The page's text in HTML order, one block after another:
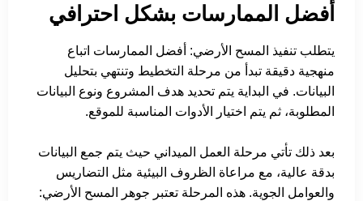
أفضل الممارسات بشكل احترافي
يتطلب تنفيذ المسح الأرضي: أفضل الممارسات اتباع
منهجية دقيقة تبدأ من مرحلة التخطيط وتنتهي بتحليل
البيانات. في البداية يتم تحديد هدف المشروع ونوع البيانات
المطلوبة، ثم يتم اختيار الأدوات المناسبة للموقع.
بعد ذلك تأتي مرحلة العمل الميداني حيث يتم جمع البيانات
بدقة عالية، مع مراعاة الظروف البيئية مثل التضاريس
والعوامل الجوية. هذه المرحلة تعتبر جوهر المسح الأرضي: